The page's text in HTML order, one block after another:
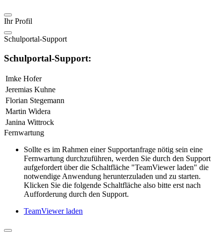
Ihr Profil
Schulportal-Support
Schulportal-Support:
Imke Hofer
Jeremias Kuhne
Florian Stegemann
Martin Widera
Janina Wittrock
Fernwartung
Sollte es im Rahmen einer Supportanfrage nötig sein eine
Fernwartung durchzuführen, werden Sie durch den Support
aufgefordert über die Schaltfläche "TeamViewer laden" die
notwendige Anwendung herunterzuladen und zu starten.
Klicken Sie die folgende Schaltfläche also bitte erst nach
Aufforderung durch den Support.
TeamViewer laden